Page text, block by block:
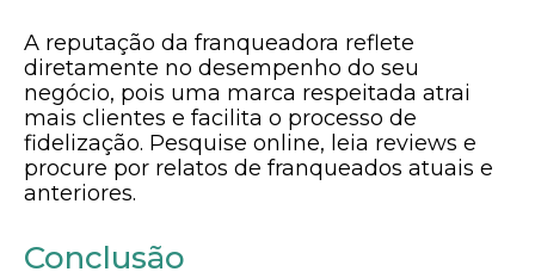
A reputação da franqueadora reflete
diretamente no desempenho do seu
negócio, pois uma marca respeitada atrai
mais clientes e facilita o processo de
fidelização. Pesquise online, leia reviews e
procure por relatos de franqueados atuais e
anteriores.
Conclusão